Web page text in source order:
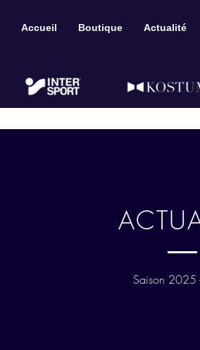
Accueil Boutique Actualité
Saison